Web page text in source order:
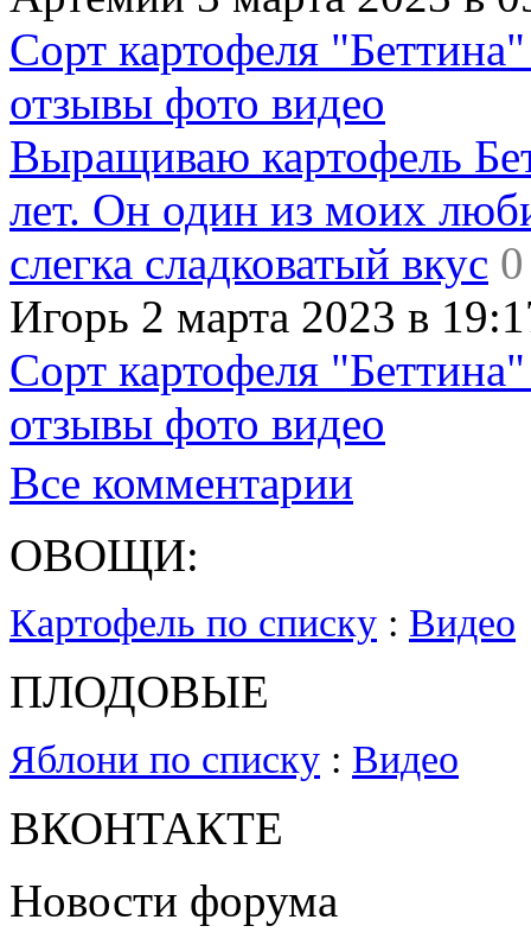
Сорт картофеля
отзывы фото видео
Выращиваю картофель
лет. Он один из моих
слегка сладковатый вкус 0
Игорь 2 марта 2023 в
Сорт картофеля
отзывы фото видео
Все комментарии
ОВОЩИ:
Картофель по списку : Видео
ПЛОДОВЫЕ
Яблони по списку : Видео
ВКОНТАКТЕ
Новости форума